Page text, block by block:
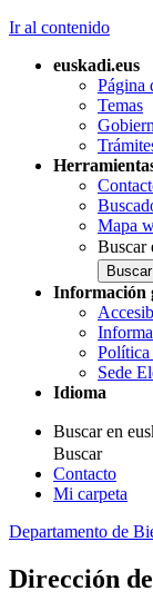
Ir al contenido
euskadi.eus
Página
Temas
Mapa
Buscar
Información
Política
Sede
Idioma
Buscar en
Buscar
Contacto
Mi carpeta
Departamento de
Dirección